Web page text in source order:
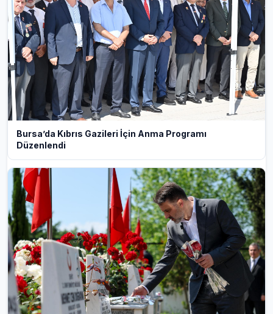
Bursa’da Kıbrıs Gazileri İçin Anma Programı
Düzenlendi